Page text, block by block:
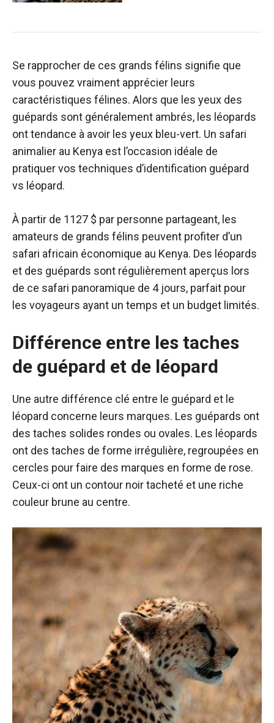
Se rapprocher de ces grands félins signifie que
vous pouvez vraiment apprécier leurs
caractéristiques félines. Alors que les yeux des
guépards sont généralement ambrés, les léopards
ont tendance à avoir les yeux bleu-vert. Un safari
animalier au Kenya est l’occasion idéale de
pratiquer vos techniques d’identification guépard
vs léopard.
À partir de 1127 $ par personne partageant, les
amateurs de grands félins peuvent profiter d’un
safari africain économique au Kenya. Des léopards
et des guépards sont régulièrement aperçus lors
de ce safari panoramique de 4 jours, parfait pour
les voyageurs ayant un temps et un budget limités.
Différence entre les taches
de guépard et de léopard
Une autre différence clé entre le guépard et le
léopard concerne leurs marques. Les guépards ont
des taches solides rondes ou ovales. Les léopards
ont des taches de forme irrégulière, regroupées en
cercles pour faire des marques en forme de rose.
Ceux-ci ont un contour noir tacheté et une riche
couleur brune au centre.